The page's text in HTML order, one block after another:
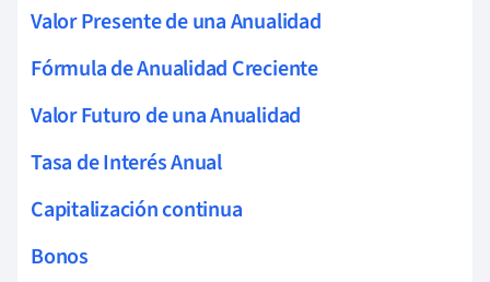
Valor Presente de una Anualidad
Fórmula de Anualidad Creciente
Valor Futuro de una Anualidad
Tasa de Interés Anual
Capitalización continua
Bonos